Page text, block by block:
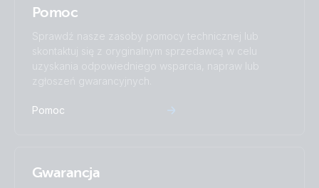
Pomoc
Sprawdź nasze zasoby pomocy technicznej lub
skontaktuj się z oryginalnym sprzedawcą w celu
uzyskania odpowiedniego wsparcia, napraw lub
zgłoszeń gwarancyjnych.
Pomoc
Gwarancja